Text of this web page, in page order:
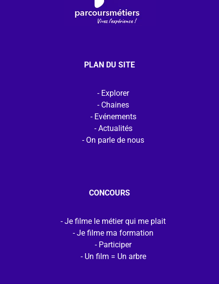
PLAN DU SITE
Explorer
Chaines
Evénements
Actualités
On parle de nous
CONCOURS
Je filme le métier qui me plait
Je filme ma formation
Participer
Un film = Un arbre